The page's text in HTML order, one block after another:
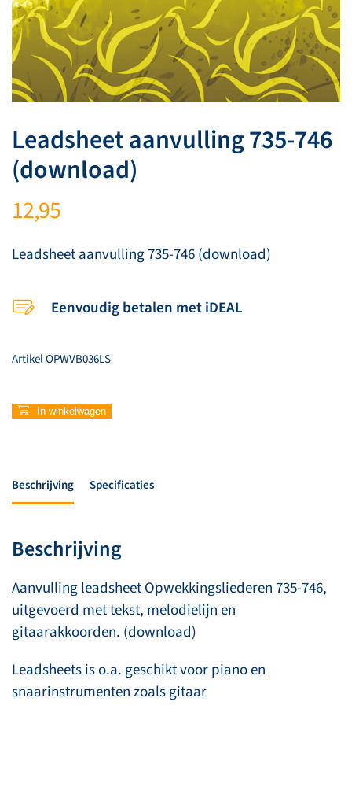
Leadsheet aanvulling 735-746
(download)
12,95
Leadsheet aanvulling 735-746 (download)
Eenvoudig betalen met iDEAL
ArtikelOPWVB036LS
Leadsheet
aanvulling
(download)
aantal
In winkelwagen
Beschrijving Specificaties
Beschrijving
Aanvulling leadsheet Opwekkingsliederen 735-746,
uitgevoerd met tekst, melodielijn en
gitaarakkoorden. (download)
Leadsheets is o.a. geschikt voor piano en
snaarinstrumenten zoals gitaar